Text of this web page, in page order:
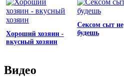
Хороший хозяин -
вкусный хозяин
Сексом сыт не
будешь
Видео